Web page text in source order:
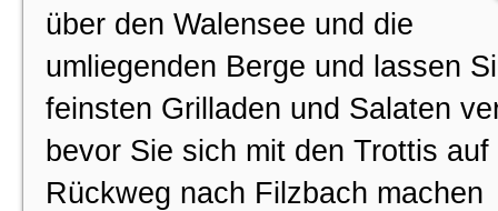
über den Walensee und die
umliegenden Berge und lassen
feinsten Grilladen und Salaten
bevor Sie sich mit den Trottis auf
Rückweg nach Filzbach machen